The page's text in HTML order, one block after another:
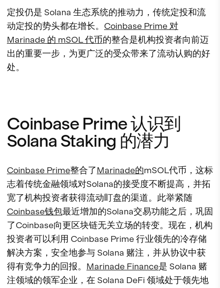
定投仍是 Solana 生态系统的推动力，传统定投和流
动定投的势头都在增长。 Coinbase Prime 对
Marinade 的 mSOL 代币的整合是机构投资者向前迈
出的重要一步，为更广泛的受众带来了流动认购的好
处。
Coinbase Prime 认识到
Solana Staking 的潜力
Coinbase Prime整合了Marinade的mSOL代币，这标
志着传统金融领域对Solana的接受度不断提高，并拓
宽了机构投资者获得流动盯盘的渠道。此举紧随
Coinbase钱包最近增加的Solana交易功能之后，巩固
了Coinbase向更区块链无关立场的转变。现在，机构
投资者可以利用 Coinbase Prime 行业领先的冷存储
解决方案，安全地参与 Solana 赌注，并从协议中获
得有竞争力的回报。 Marinade Finance是 Solana 赌
注领域的领军企业，在 Solana DeFi 领域处于领先地